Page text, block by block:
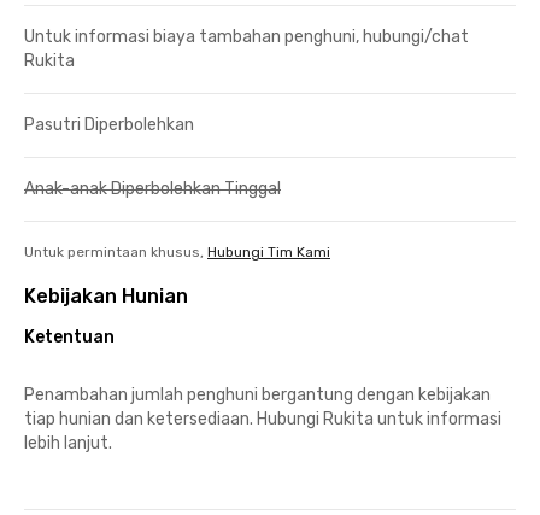
Untuk informasi biaya tambahan penghuni, hubungi/chat
Rukita
Pasutri Diperbolehkan
Anak-anak Diperbolehkan Tinggal
Untuk permintaan khusus, Hubungi Tim Kami
Kebijakan Hunian
Ketentuan
Penambahan jumlah penghuni bergantung dengan kebijakan
tiap hunian dan ketersediaan. Hubungi Rukita untuk informasi
lebih lanjut.